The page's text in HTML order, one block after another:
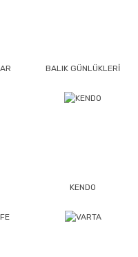
BALIK GÜNLÜKLERİ
KENDO